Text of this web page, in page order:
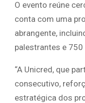
O evento reúne
conta com uma
abrangente,
palestrantes e
“A Unicred, que
consecutivo,
estratégica dos